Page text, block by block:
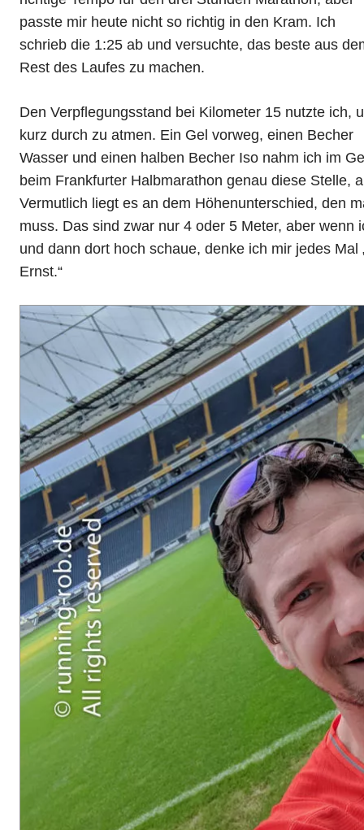
passte mir heute nicht so richtig in den Kram. Ich
schrieb die 1:25 ab und versuchte, das beste aus
Rest des Laufes zu machen.
Den Verpflegungsstand bei Kilometer 15 nutzte ich,
kurz durch zu atmen. Ein Gel vorweg, einen Becher
Wasser und einen halben Becher Iso nahm ich im
beim Frankfurter Halbmarathon genau diese Stelle,
Vermutlich liegt es an dem Höhenunterschied, den
muss. Das sind zwar nur 4 oder 5 Meter, aber
und dann dort hoch schaue, denke ich mir jedes Mal
Ernst.